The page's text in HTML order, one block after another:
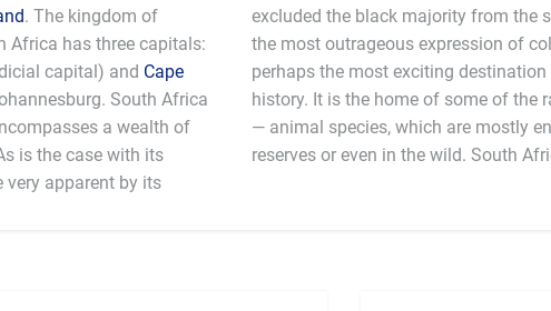
. The kingdom of
Africa has three capitals:
capital) and Cape
South Africa
a wealth of
is the case with its
apparent by its
excluded the black majority from the
the most outrageous expression of
perhaps the most exciting
—and potentially dangerous
in national parks,
reserves or even in the wild. South